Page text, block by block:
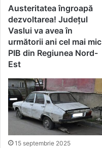
Austeritatea îngroapă
dezvoltarea! Județul
Vaslui va avea în
următorii ani cel mai mic
PIB din Regiunea Nord-
Est
15 septembrie 2025